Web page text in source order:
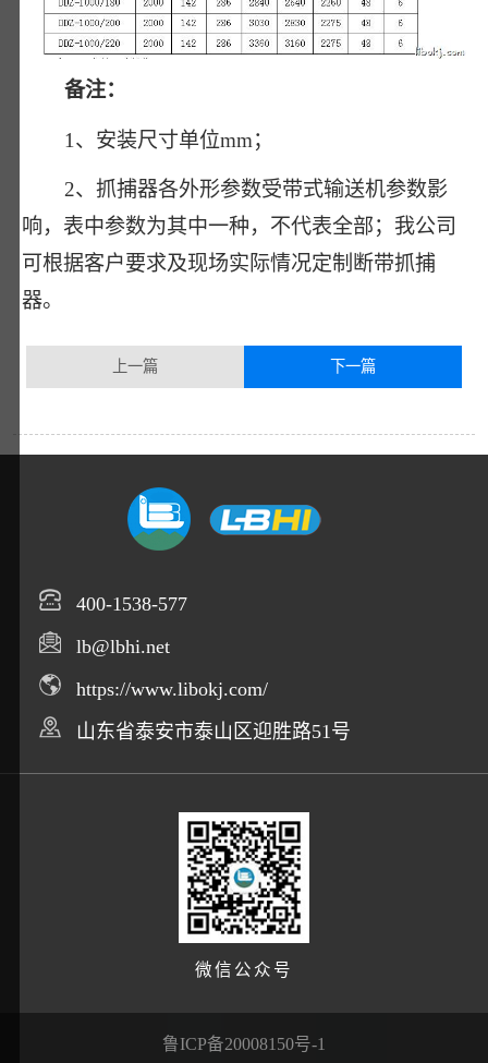
备注：
1、安装尺寸单位mm；
2、抓捕器各外形参数受带式输送机参数影
响，表中参数为其中一种，不代表全部；我公司
可根据客户要求及现场实际情况定制断带抓捕
器。
上一篇 下一篇
400-1538-577
lb@lbhi.net
https://www.libokj.com/
山东省泰安市泰山区迎胜路51号
微信公众号
鲁ICP备20008150号-1